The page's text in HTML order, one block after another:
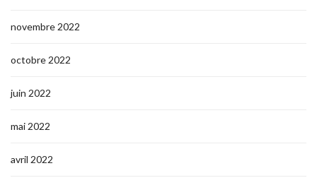
novembre 2022
octobre 2022
juin 2022
mai 2022
avril 2022